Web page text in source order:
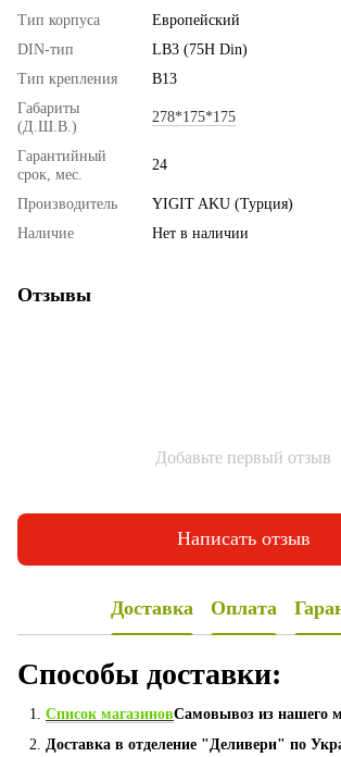
Тип корпуса
Европейский
DIN-тип
LB3 (75H Din)
Тип крепления
B13
Габариты
(Д.Ш.В.)
278*175*175
Гарантийный
срок, мес.
24
Производитель
YIGIT AKU (Турция)
Наличие
Нет в наличии
Отзывы
Добавьте первый отзыв
Написать отзыв
Доставка Оплата
Способы доставки:
Список магазиновСамовывоз из нашего
Доставка в отделение "Деливери" по